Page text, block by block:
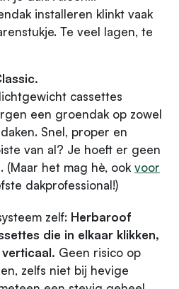
installeren klinkt vaak
Te veel lagen, te
cassettes
een groendak op zowel
Snel, proper en
van al? Je hoeft er geen
het mag hè, ook voor
dakprofessional!)
zelf: Herbaroof
die in elkaar klikken,
Geen risico op
zelfs niet bij hevige